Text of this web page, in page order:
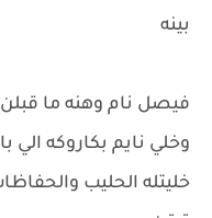
بينه
فيصل نام وهنه ما
وخلي نايم بكاروكه الي
خليتله الحليب